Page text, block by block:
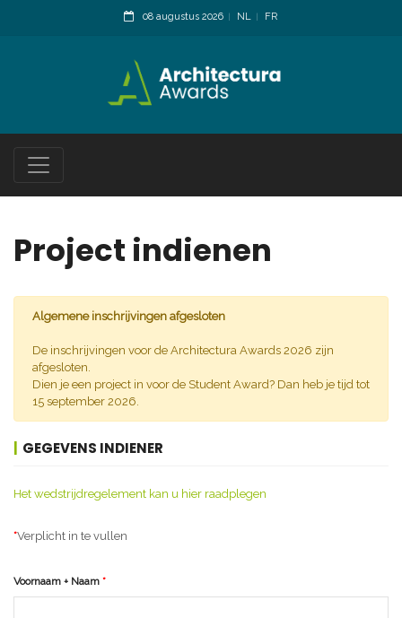
08 augustus 2026 NL FR
Project indienen
Algemene inschrijvingen afgesloten
De inschrijvingen voor de Architectura Awards 2026 zijn
afgesloten.
Dien je een project in voor de Student Award? Dan heb je tijd tot
15 september 2026.
GEGEVENS INDIENER
Het wedstrijdregelement kan u hier raadplegen
Verplicht in te vullen
Voornaam + Naam